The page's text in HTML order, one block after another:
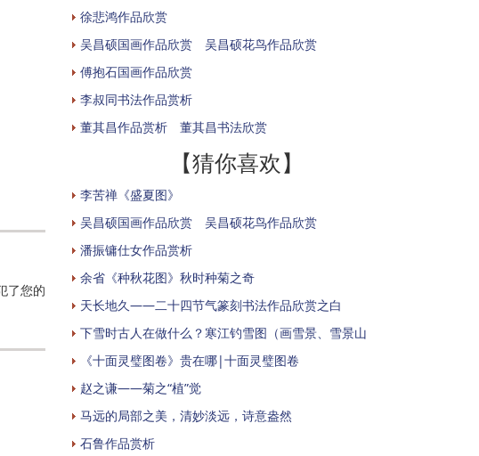
了您的
徐悲鸿作品欣赏
吴昌硕国画作品欣赏 吴昌硕花鸟作品欣赏
傅抱石国画作品欣赏
李叔同书法作品赏析
董其昌作品赏析 董其昌书法欣赏
【猜你喜欢】
李苦禅《盛夏图》
吴昌硕国画作品欣赏 吴昌硕花鸟作品欣赏
潘振镛仕女作品赏析
余省《种秋花图》秋时种菊之奇
天长地久——二十四节气篆刻书法作品欣赏之白
下雪时古人在做什么？寒江钓雪图（画雪景、雪景山
《十面灵璧图卷》贵在哪|十面灵璧图卷
赵之谦——菊之“植”觉
马远的局部之美，清妙淡远，诗意盎然
石鲁作品赏析